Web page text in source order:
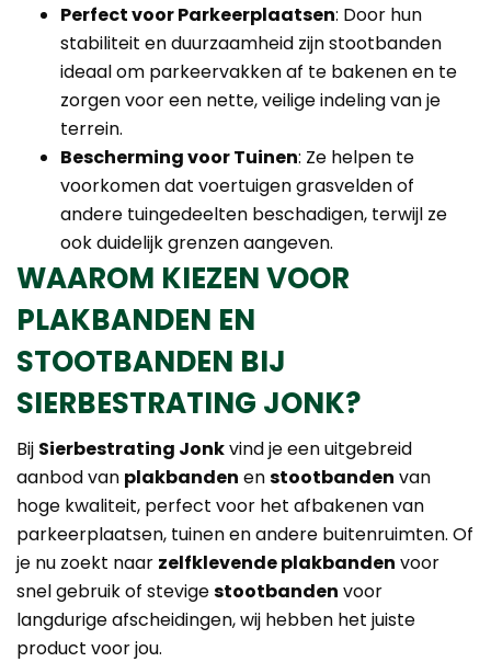
Perfect voor Parkeerplaatsen: Door hun
stabiliteit en duurzaamheid zijn stootbanden
ideaal om parkeervakken af te bakenen en te
zorgen voor een nette, veilige indeling van je
terrein.
Bescherming voor Tuinen: Ze helpen te
voorkomen dat voertuigen grasvelden of
andere tuingedeelten beschadigen, terwijl ze
ook duidelijk grenzen aangeven.
WAAROM KIEZEN VOOR
PLAKBANDEN EN
STOOTBANDEN BIJ
SIERBESTRATING JONK?
Bij Sierbestrating Jonkvind je een uitgebreid
aanbod van plakbanden enstootbanden van
hoge kwaliteit, perfect voor het afbakenen van
parkeerplaatsen, tuinen en andere buitenruimten. Of
je nu zoekt naar zelfklevende plakbanden voor
snel gebruik of stevigestootbanden voor
langdurige afscheidingen, wij hebben het juiste
product voor jou.